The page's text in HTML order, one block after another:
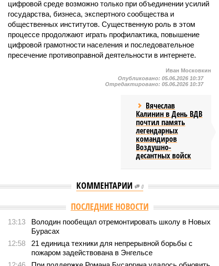
цифровой среде возможно только при объединении усилий
государства, бизнеса, экспертного сообщества и
общественных институтов. Существенную роль в этом
процессе продолжают играть профилактика, повышение
цифровой грамотности населения и последовательное
пресечение противоправной деятельности в интернете.
Иван Московкин
Опубликовано: 05.06.2026 10:37
Отредактировано: 05.06.2026 10:37
Вячеслав
Калинин в День ВДВ
почтил память
легендарных
командиров
Воздушно-
десантных войск
КОММЕНТАРИИ 0
Версия //Общество //
В Саратовской консерватории прошел концерт
для подопечных фондов «Александр Невский» и «Защитники
Отечества»
В Саратовской консерватории прошел концерт для
С верой и надеждой